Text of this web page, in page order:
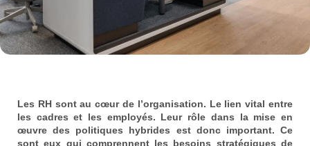
Les RH sont au cœur de l’organisation. Le lien vital entre
les cadres et les employés. Leur rôle dans la mise en
œuvre des politiques hybrides est donc important. Ce
sont eux qui comprennent les besoins stratégiques de